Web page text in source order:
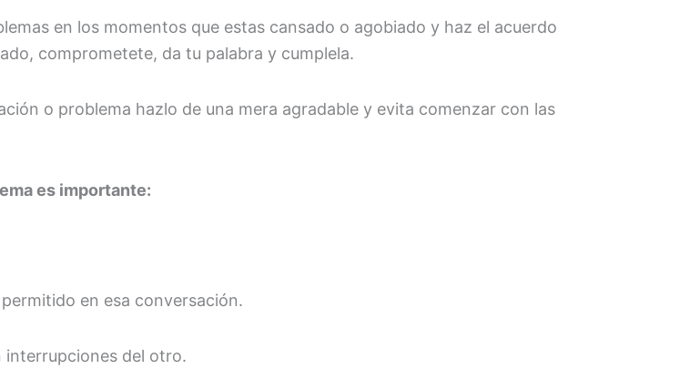
en los momentos que estas cansado o agobiado y haz el acuerdo
comprometete, da tu palabra y cumplela.
o problema hazlo de una mera agradable y evita comenzar con las
es importante:
en esa conversación.
interrupciones del otro.